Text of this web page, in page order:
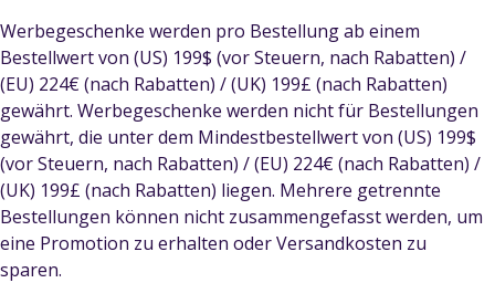
Werbegeschenke werden pro Bestellung ab einem
Bestellwert von (US) 199$ (vor Steuern, nach Rabatten) /
(EU) 224€ (nach Rabatten) / (UK) 199£ (nach Rabatten)
gewährt. Werbegeschenke werden nicht für Bestellungen
gewährt, die unter dem Mindestbestellwert von (US) 199$
(vor Steuern, nach Rabatten) / (EU) 224€ (nach Rabatten) /
(UK) 199£ (nach Rabatten) liegen. Mehrere getrennte
Bestellungen können nicht zusammengefasst werden, um
eine Promotion zu erhalten oder Versandkosten zu
sparen.